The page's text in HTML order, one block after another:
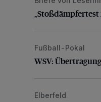
WSV:
Fußball-Pokal
WSV:
Ein neuer
Elberfeld